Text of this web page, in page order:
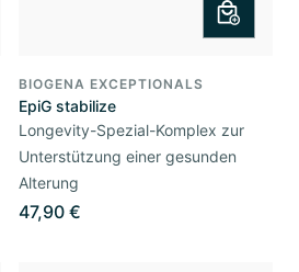
BIOGENA EXCEPTIONALS
EpiG stabilize
Longevity-Spezial-Komplex zur
Unterstützung einer gesunden
Alterung
47,90 €